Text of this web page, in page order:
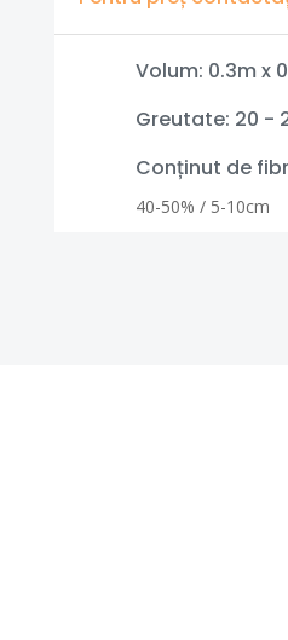
Volum: 0.3m x
Greutate: 20 -
Conținut de
40-50% / 5-10cm